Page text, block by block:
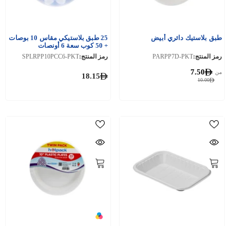
طبق بلاستيك دائري أبيض
رمز المنتج:PARPP7D-PKT
10.00
من 7.50
25 طبق بلاستيكي مقاس 10 بوصات
+ 50 كوب سعة 6 أونصات
رمز المنتج:SPLRPP10PCC6-PKT
18.15